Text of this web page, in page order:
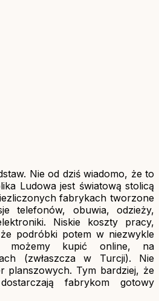
Nie od dziś wiadomo, że to
Ludowa jest światową stolicą
fabrykach tworzone
telefonów, obuwia, odzieży,
Niskie koszty pracy,
że podróbki potem w niezwykle
możemy kupić online, na
(zwłaszcza w Turcji). Nie
planszowych. Tym bardziej, że
fabrykom gotowy